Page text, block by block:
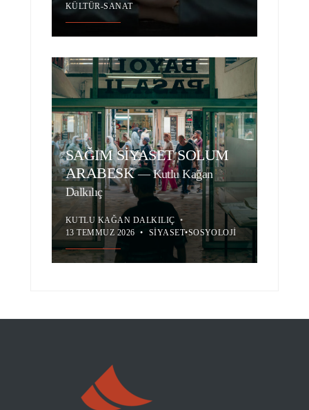
KÜLTÜR-SANAT
SAĞIM SİYASET SOLUM
ARABESK—Kutlu Kağan
Dalkılıç
KUTLU KAĞAN DALKILIÇ •
13 TEMMUZ 2026 • SIYASET•SOSYOLOJI